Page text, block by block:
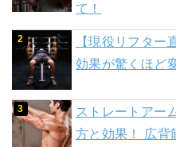
て！
【現役リフター
効果が驚くほど
ストレートアー
方と効果！ 広背